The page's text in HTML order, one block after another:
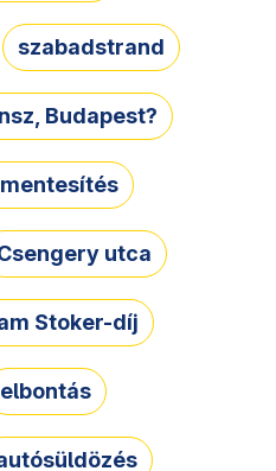
szabadstrand
Budapest?
utca
Stoker-díj
elbontás